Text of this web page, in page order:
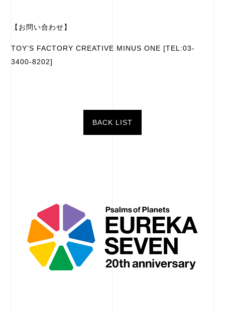
【お問い合わせ】
TOY’S FACTORY CREATIVE MINUS ONE [TEL:03-
3400-8202]
BACK LIST